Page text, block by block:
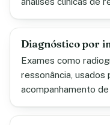
Diagnóstico por
Exames como
ressonância, usados
acompanhamento